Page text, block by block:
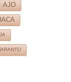
AJO